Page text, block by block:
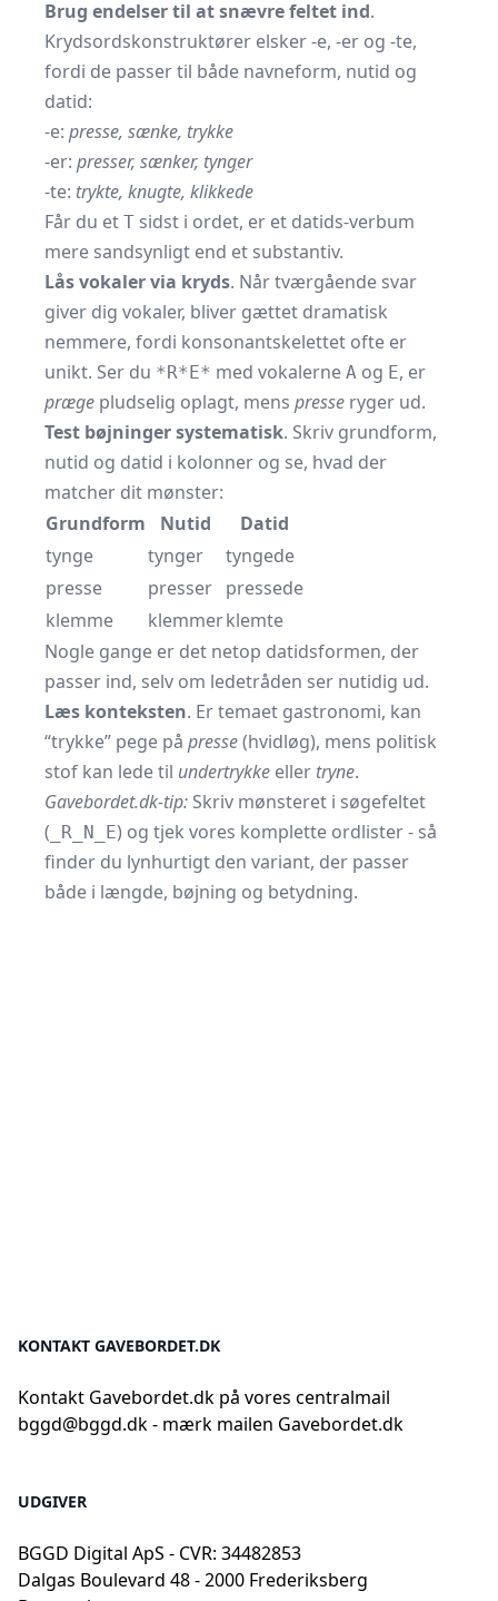
Brug endelser til at snævre feltet ind.
Krydsordskonstruktører elsker -e, -er og -te,
fordi de passer til både navneform, nutid og
datid:
-e: presse, sænke, trykke
-er: presser, sænker, tynger
-te: trykte, knugte, klikkede
Får du et T sidst i ordet, er et datids-verbum
mere sandsynligt end et substantiv.
Lås vokaler via kryds. Når tværgående svar
giver dig vokaler, bliver gættet dramatisk
nemmere, fordi konsonantskelettet ofte er
unikt. Ser du *R*E* med vokalerne A og E, er
præge pludselig oplagt, mens presse ryger ud.
Test bøjninger systematisk. Skriv grundform,
nutid og datid i kolonner og se, hvad der
matcher dit mønster:
Grundform
Nutid
Datid
tynge
tynger
tyngede
presse
presser pressede
klemme
klemmerklemte
Nogle gange er det netop datidsformen, der
passer ind, selv om ledetråden ser nutidig ud.
Læs konteksten. Er temaet gastronomi, kan
“trykke” pege på presse(hvidløg), mens politisk
stof kan lede til undertrykke eller tryne.
Gavebordet.dk-tip: Skriv mønsteret i søgefeltet
( _R_N_E) og tjek vores komplette ordlister - så
finder du lynhurtigt den variant, der passer
både i længde, bøjning og betydning.
KONTAKT GAVEBORDET.DK
Kontakt Gavebordet.dk på vores centralmail
bggd@bggd.dk- mærk mailen Gavebordet.dk
UDGIVER
BGGD Digital ApS - CVR: 34482853
Dalgas Boulevard 48 - 2000 Frederiksberg